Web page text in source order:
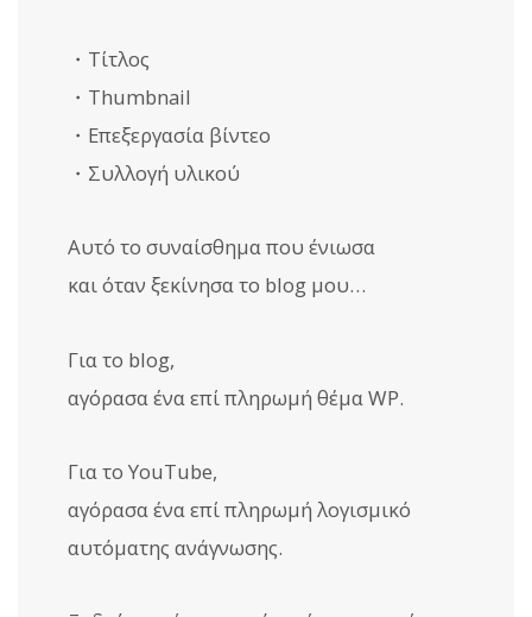
・Τίτλος
・Thumbnail
・Επεξεργασία βίντεο
・Συλλογή υλικού
Αυτό το συναίσθημα που ένιωσα
και όταν ξεκίνησα το blog μου…
Για το blog,
αγόρασα ένα επί πληρωμή θέμα WP.
Για το YouTube,
αγόρασα ένα επί πληρωμή λογισμικό
αυτόματης ανάγνωσης.